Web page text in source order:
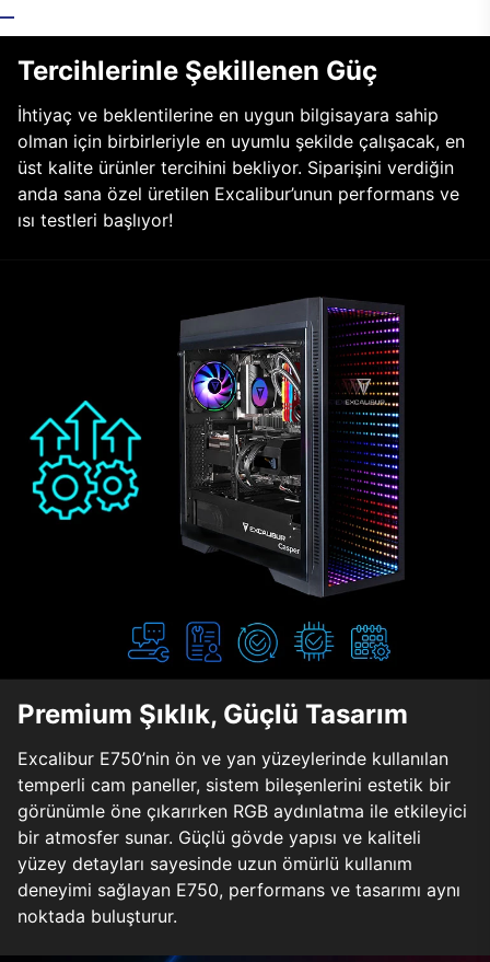
Tercihlerinle Şekillenen Güç
İhtiyaç ve beklentilerine en uygun bilgisayara sahip
olman için birbirleriyle en uyumlu şekilde çalışacak, en
üst kalite ürünler tercihini bekliyor. Siparişini verdiğin
anda sana özel üretilen Excalibur’unun performans ve
ısı testleri başlıyor!
Premium Şıklık, Güçlü Tasarım
Excalibur E750’nin ön ve yan yüzeylerinde kullanılan
temperli cam paneller, sistem bileşenlerini estetik bir
görünümle öne çıkarırken RGB aydınlatma ile etkileyici
bir atmosfer sunar. Güçlü gövde yapısı ve kaliteli
yüzey detayları sayesinde uzun ömürlü kullanım
deneyimi sağlayan E750, performans ve tasarımı aynı
noktada buluşturur.